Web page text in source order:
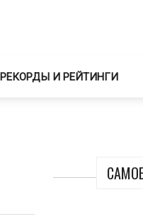
РЕКОРДЫ И РЕЙТИНГИ